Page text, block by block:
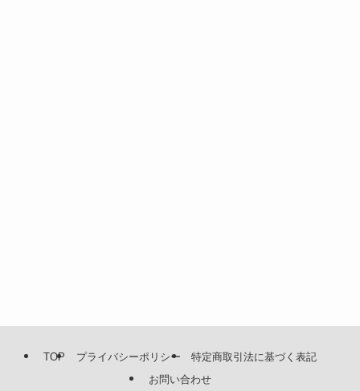
TOP プライバシーポリシー
特定商取引法に基づく表記
お問い合わせ